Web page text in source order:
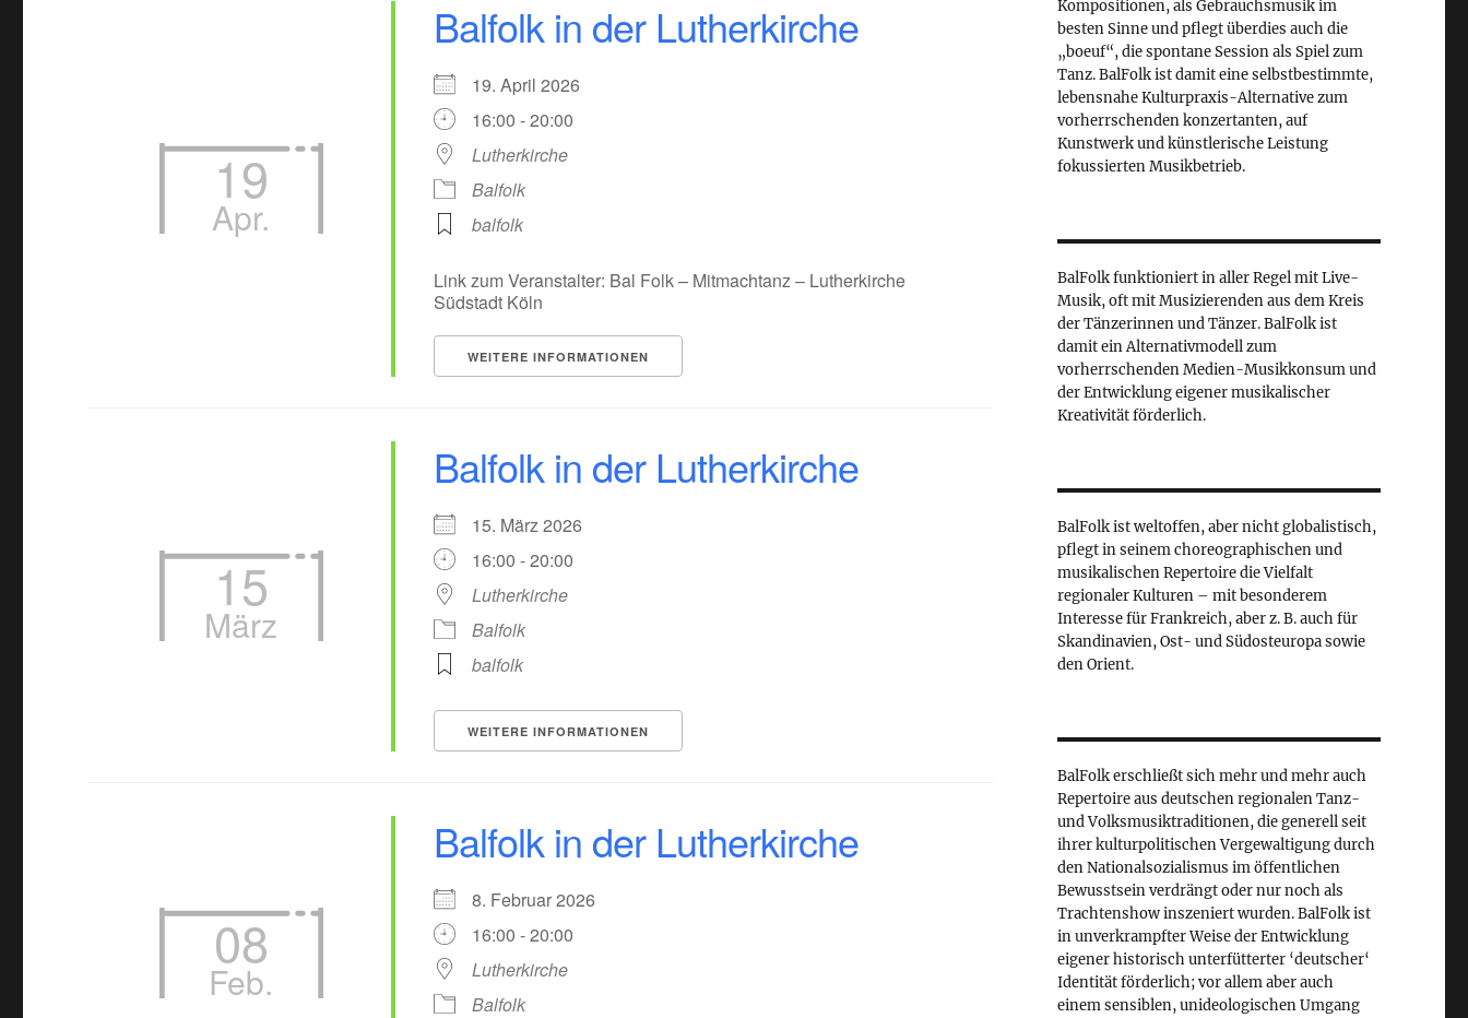
19
Apr.
Balfolk in der Lutherkirche
19. April 2026
16:00 - 20:00
Lutherkirche
Balfolk
balfolk
Link zum Veranstalter: Bal Folk – Mitmachtanz – Lutherkirche
Südstadt Köln
WEITERE INFORMATIONEN
15
März
Balfolk in der Lutherkirche
15. März 2026
16:00 - 20:00
Lutherkirche
Balfolk
balfolk
WEITERE INFORMATIONEN
08
Feb.
Balfolk in der Lutherkirche
8. Februar 2026
16:00 - 20:00
Lutherkirche
Balfolk
Kompositionen, als Gebrauchsmusik im
besten Sinne und pflegt überdies auch die
„boeuf“, die spontane Session als Spiel zum
Tanz. BalFolk ist damit eine selbstbestimmte,
lebensnahe Kulturpraxis-Alternative zum
vorherrschenden konzertanten, auf
Kunstwerk und künstlerische Leistung
fokussierten Musikbetrieb.
BalFolk funktioniert in aller Regel mit Live-
Musik, oft mit Musizierenden aus dem Kreis
der Tänzerinnen und Tänzer. BalFolk ist
damit ein Alternativmodell zum
vorherrschenden Medien-Musikkonsum und
der Entwicklung eigener musikalischer
Kreativität förderlich.
BalFolk ist weltoffen, aber nicht globalistisch,
pflegt in seinem choreographischen und
musikalischen Repertoire die Vielfalt
regionaler Kulturen – mit besonderem
Interesse für Frankreich, aber z. B. auch für
Skandinavien, Ost- und Südosteuropa sowie
den Orient.
BalFolk erschließt sich mehr und mehr auch
Repertoire aus deutschen regionalen Tanz-
und Volksmusiktraditionen, die generell seit
ihrer kulturpolitischen Vergewaltigung durch
den Nationalsozialismus im öffentlichen
Bewusstsein verdrängt oder nur noch als
Trachtenshow inszeniert wurden. BalFolk ist
in unverkrampfter Weise der Entwicklung
eigener historisch unterfütterter ‘deutscher‘
Identität förderlich; vor allem aber auch
einem sensiblen, unideologischen Umgang